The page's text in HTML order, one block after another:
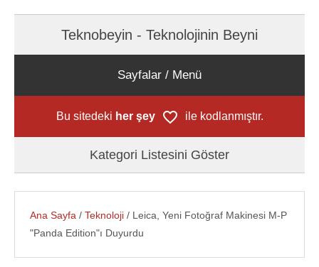
Teknobeyin - Teknolojinin Beyni
Sayfalar / Menü
Bu sitedeki her şey ile kodlanmıştır.
Kategori Listesini Göster
Ana Sayfa /Teknoloji / Leica, Yeni Fotoğraf Makinesi M-P
"Panda Edition"ı Duyurdu